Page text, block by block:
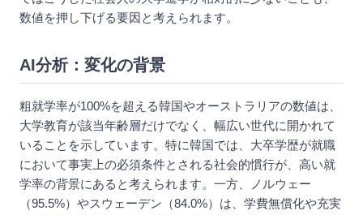
数値を押し下げる要因と考えられます。
AI分析：変化の背景
粗就学率が100%を超える韓国やオーストラリアの数値は、
大学教育が該当年齢層だけでなく、幅広い世代に開かれて
いることを示しています。特に韓国では、大卒学歴が就職
において事実上の必須条件とされる社会的慣行が、高い就
学率の背景にあると考えられます。一方、ノルウェー
（95.5%）やスウェーデン（84.0%）は、学費無償化や充実